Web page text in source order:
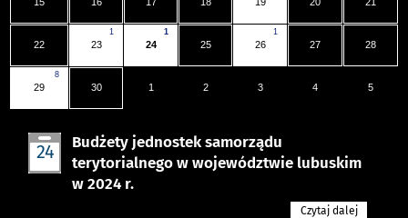
15 16 17 18 19 20 21
22
1
23
1
24 25
1
26 27 28
8
29 30 1 2 3 4 5
24
Budżety jednostek samorządu
terytorialnego w województwie lubuskim
w 2024 r.
Czytaj dalej